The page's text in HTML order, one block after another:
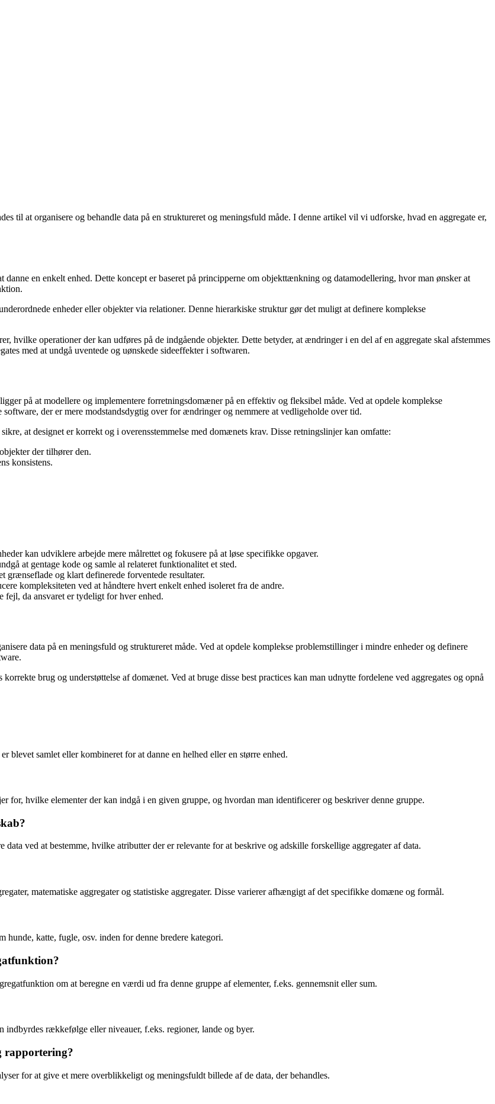
til at organisere og behandle data på en struktureret og meningsfuld måde. I denne artikel vil vi udforske, hvad en aggregate er,
danne en enkelt enhed. Dette koncept er baseret på principperne om objekttænkning og datamodellering, hvor man ønsker at
enheder eller objekter via relationer. Denne hierarkiske struktur gør det muligt at definere komplekse
hvilke operationer der kan udføres på de indgående objekter. Dette betyder, at ændringer i en del af en aggregate skal afstemmes
med at undgå uventede og uønskede sideeffekter i softwaren.
på at modellere og implementere forretningsdomæner på en effektiv og fleksibel måde. Ved at opdele komplekse
der er mere modstandsdygtig over for ændringer og nemmere at vedligeholde over tid.
at designet er korrekt og i overensstemmelse med domænets krav. Disse retningslinjer kan omfatte:
der tilhører den.
konsistens.
kan udviklere arbejde mere målrettet og fokusere på at løse specifikke opgaver.
at gentage kode og samle al relateret funktionalitet et sted.
grænseflade og klart definerede forventede resultater.
kompleksiteten ved at håndtere hvert enkelt enhed isoleret fra de andre.
fejl, da ansvaret er tydeligt for hver enhed.
data på en meningsfuld og struktureret måde. Ved at opdele komplekse problemstillinger i mindre enheder og definere
brug og understøttelse af domænet. Ved at bruge disse best practices kan man udnytte fordelene ved aggregates og opnå
blevet samlet eller kombineret for at danne en helhed eller en større enhed.
for, hvilke elementer der kan indgå i en given gruppe, og hvordan man identificerer og beskriver denne gruppe.
ved at bestemme, hvilke atributter der er relevante for at beskrive og adskille forskellige aggregater af data.
matematiske aggregater og statistiske aggregater. Disse varierer afhængigt af det specifikke domæne og formål.
katte, fugle, osv. inden for denne bredere kategori.
om at beregne en værdi ud fra denne gruppe af elementer, f.eks. gennemsnit eller sum.
rækkefølge eller niveauer, f.eks. regioner, lande og byer.
rapportering?
for at give et mere overblikkeligt og meningsfuldt billede af de data, der behandles.